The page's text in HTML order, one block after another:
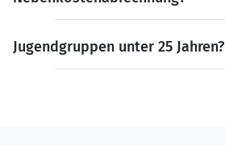
Jugendgruppen unter 25 Jahren?